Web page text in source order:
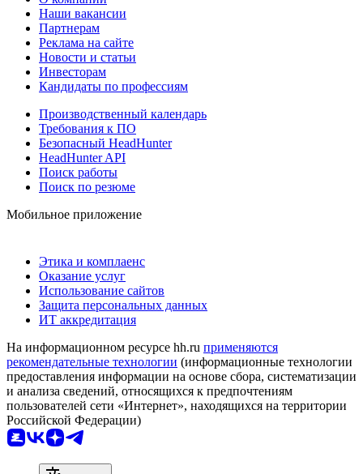
Наши вакансии
Партнерам
Реклама на сайте
Новости и статьи
Инвесторам
Кандидаты по профессиям
Производственный календарь
Требования к ПО
Безопасный HeadHunter
HeadHunter API
Поиск работы
Поиск по резюме
Мобильное приложение
Этика и комплаенс
Оказание услуг
Использование сайтов
Защита персональных данных
ИТ аккредитация
На информационном ресурсе hh.ru применяются
рекомендательные технологии (информационные технологии
предоставления информации на основе сбора, систематизации
и анализа сведений, относящихся к предпочтениям
пользователей сети «Интернет», находящихся на территории
Российской Федерации)